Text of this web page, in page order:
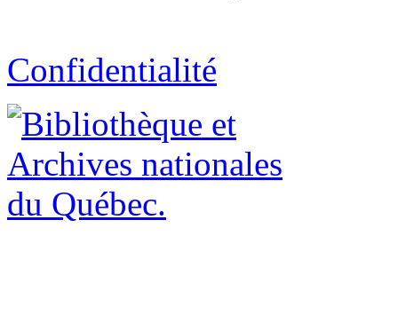
Confidentialité